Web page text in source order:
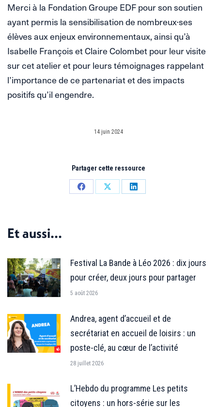
Merci à la Fondation Groupe EDF pour son soutien
ayant permis la sensibilisation de nombreux·ses
élèves aux enjeux environnementaux, ainsi qu’à
Isabelle François et Claire Colombet pour leur visite
sur cet atelier et pour leurs témoignages rappelant
l’importance de ce partenariat et des impacts
positifs qu’il engendre.
14 juin 2024
Partager cette ressource
PartagerPartagerPartager
Et aussi...
Festival La Bande à Léo 2026 : dix jours
pour créer, deux jours pour partager
5 août 2026
Andrea, agent d’accueil et de
secrétariat en accueil de loisirs : un
poste-clé, au cœur de l’activité
28 juillet 2026
L’Hebdo du programme Les petits
citoyens : un hors-série sur les